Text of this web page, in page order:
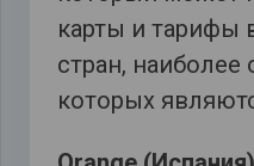
карты и тарифы
стран,
которых